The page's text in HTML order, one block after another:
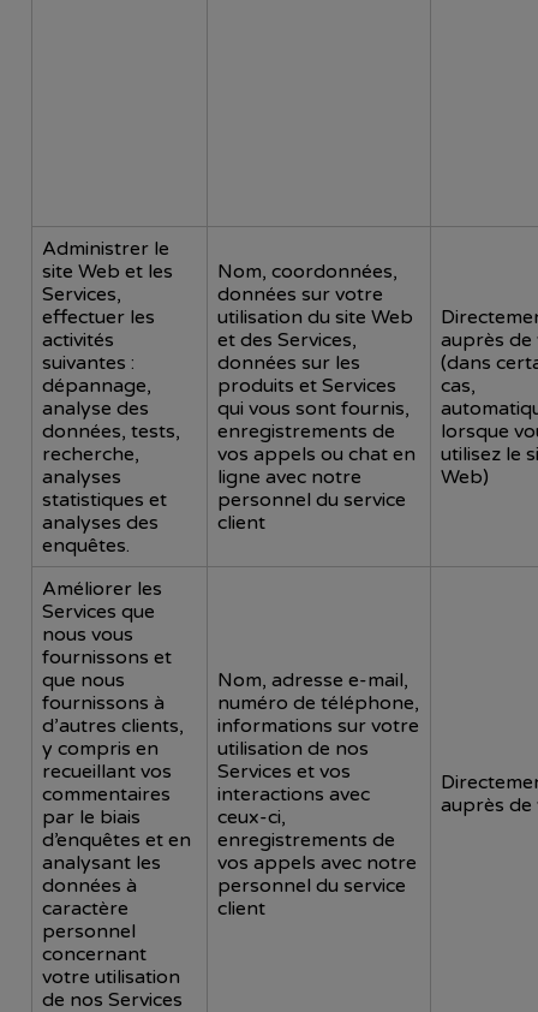
Administrer le
site Web et les
Services,
effectuer les
activités
suivantes :
dépannage,
analyse des
données, tests,
recherche,
analyses
statistiques et
analyses des
enquêtes.
Nom, coordonnées,
données sur votre
utilisation du site Web
et des Services,
données sur les
produits et Services
qui vous sont fournis,
enregistrements de
vos appels ou chat en
ligne avec notre
personnel du service
client
auprès de
(dans
cas,
lorsque
utilisez le
Web)
Améliorer les
Services que
nous vous
fournissons et
que nous
fournissons à
d’autres clients,
y compris en
recueillant vos
commentaires
par le biais
d’enquêtes et en
analysant les
données à
caractère
personnel
concernant
votre utilisation
de nos Services
Nom, adresse e-mail,
numéro de téléphone,
informations sur votre
utilisation de nos
Services et vos
interactions avec
ceux-ci,
enregistrements de
vos appels avec notre
personnel du service
client
auprès de